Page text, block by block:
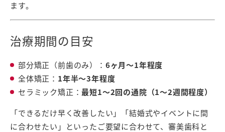
ます。
治療期間の目安
部分矯正（前歯のみ）： 6ヶ月〜1年程度
全体矯正： 1年半〜3年程度
セラミック矯正：最短1〜2回の通院（1〜2週間程度）
「できるだけ早く改善したい」「結婚式やイベントに間
に合わせたい」といったご要望に合わせて、審美歯科と